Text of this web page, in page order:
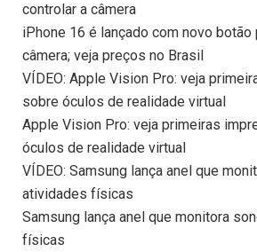
controlar a câmera
iPhone 16 é lançado com novo botão
câmera; veja preços no Brasil
VÍDEO: Apple Vision Pro: veja
sobre óculos de realidade virtual
Apple Vision Pro: veja primeiras
óculos de realidade virtual
VÍDEO: Samsung lança anel que
atividades físicas
Samsung lança anel que monitora
físicas